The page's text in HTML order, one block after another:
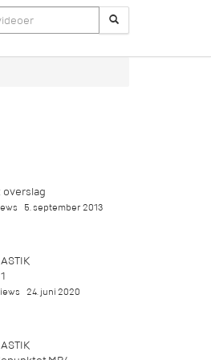
overslag
5. september 2013
24. juni 2020